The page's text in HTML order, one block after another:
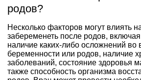
родов?
Несколько факторов могут влиять
забеременеть после родов,
наличие каких-либо осложнений во
беременности или родов, наличие
заболеваний, состояние здоровья
также способность организма